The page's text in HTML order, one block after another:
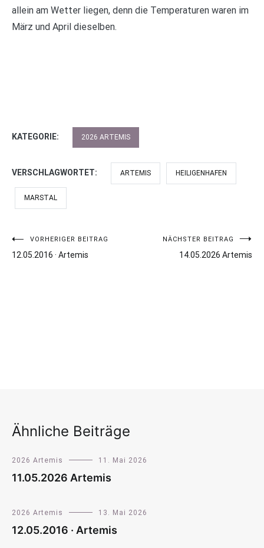
allein am Wetter liegen, denn die Temperaturen waren im
März und April dieselben.
KATEGORIE: 2026 ARTEMIS
VERSCHLAGWORTET: ARTEMIS HEILIGENHAFEN
MARSTAL
Beitragsnavigation
VORHERIGER BEITRAG
12.05.2016 · Artemis
NÄCHSTER BEITRAG
14.05.2026 Artemis
Ähnliche Beiträge
2026 Artemis 11. Mai 2026
11.05.2026 Artemis
2026 Artemis 13. Mai 2026
12.05.2016 · Artemis